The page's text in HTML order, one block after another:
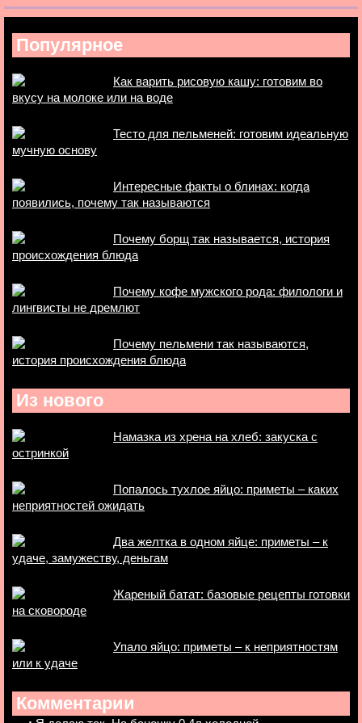
Популярное
Как варить рисовую кашу: готовим во
вкусу на молоке или на воде
Тесто для пельменей: готовим идеальную
мучную основу
Интересные факты о блинах: когда
появились, почему так называются
Почему борщ так называется, история
происхождения блюда
Почему кофе мужского рода: филологи и
лингвисты не дремлют
Почему пельмени так называются,
история происхождения блюда
Из нового
Намазка из хрена на хлеб: закуска с
остринкой
Попалось тухлое яйцо: приметы – каких
неприятностей ожидать
Два желтка в одном яйце: приметы – к
удаче, замужеству, деньгам
Жареный батат: базовые рецепты готовки
на сковороде
Упало яйцо: приметы – к неприятностям
или к удаче
Комментарии